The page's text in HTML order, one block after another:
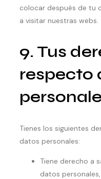
colocar después de tu
a visitar nuestras webs.
9. Tus
respecto
Tienes los siguientes
datos personales:
Tiene derecho a
datos